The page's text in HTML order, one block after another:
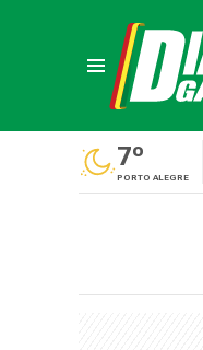
7º
PORTO ALEGRE